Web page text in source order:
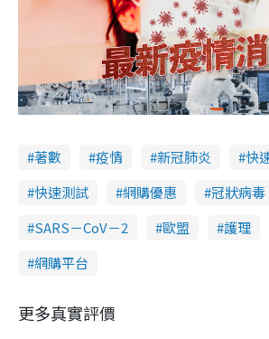
著數 疫情 新冠肺炎
快
快速測試
網購優惠
冠狀病毒
SARS－CoV－2
歐盟 護理
網購平台
更多真實評價